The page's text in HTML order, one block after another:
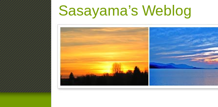
Sasayama’s Weblog